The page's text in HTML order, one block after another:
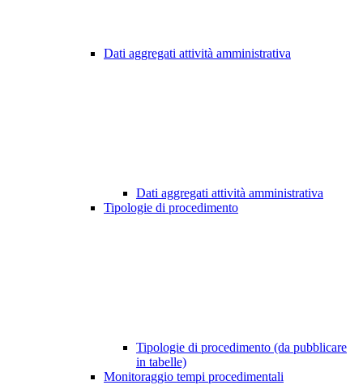
Dati aggregati attività amministrativa
Dati aggregati attività amministrativa
Tipologie di procedimento
Tipologie di procedimento (da pubblicare
in tabelle)
Monitoraggio tempi procedimentali